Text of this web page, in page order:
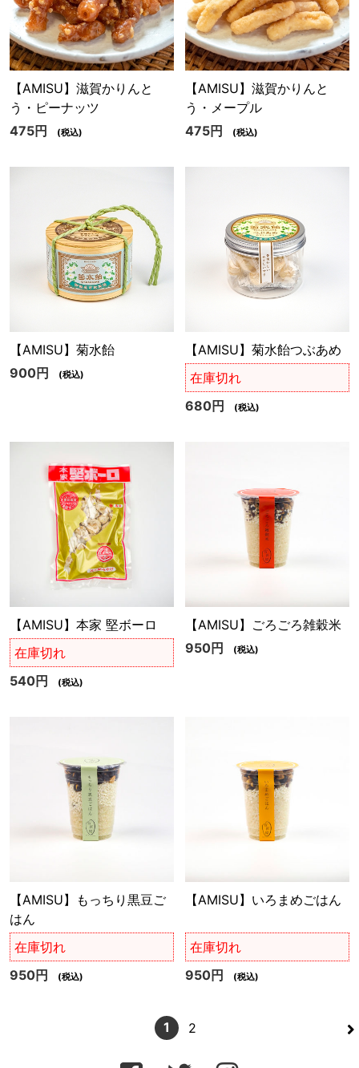
【AMISU】滋賀かりんと
う・ピーナッツ
475円
(税込)
【AMISU】滋賀かりんと
う・メープル
475円
(税込)
【AMISU】菊水飴
900円
(税込)
【AMISU】菊水飴つぶあめ
在庫切れ
680円
(税込)
【AMISU】本家 堅ボーロ
在庫切れ
540円
(税込)
【AMISU】ごろごろ雑穀米
950円
(税込)
【AMISU】もっちり黒豆ご
はん
在庫切れ
950円
(税込)
【AMISU】いろまめごはん
在庫切れ
950円
(税込)
>
1 2